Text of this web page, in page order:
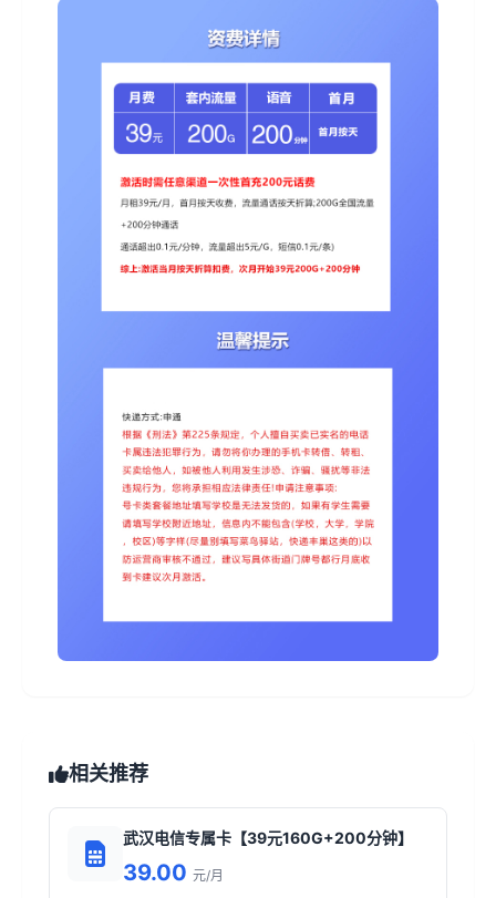
相关推荐
武汉电信专属卡【39元160G+200分钟】
39.00 元/月